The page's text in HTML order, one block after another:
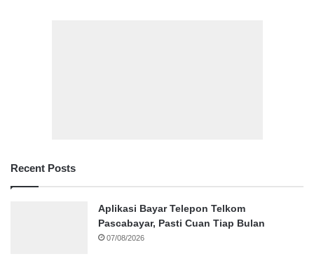
Recent Posts
Aplikasi Bayar Telepon Telkom
Pascabayar, Pasti Cuan Tiap Bulan
07/08/2026